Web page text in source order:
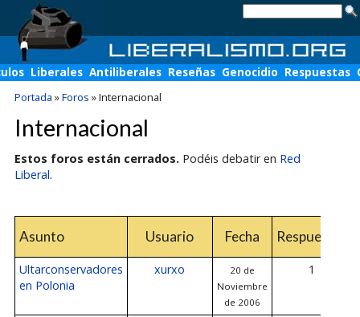
Liberales Antiliberales Reseñas Genocidio Respuestas
Portada »Foros »Internacional
Internacional
Estos foros están cerrados. Podéis debatir en Red
Liberal.
Asunto Usuario Fecha Respuestas
Ultarconservadores
en Polonia
xurxo
20 de
Noviembre
de 2006
1